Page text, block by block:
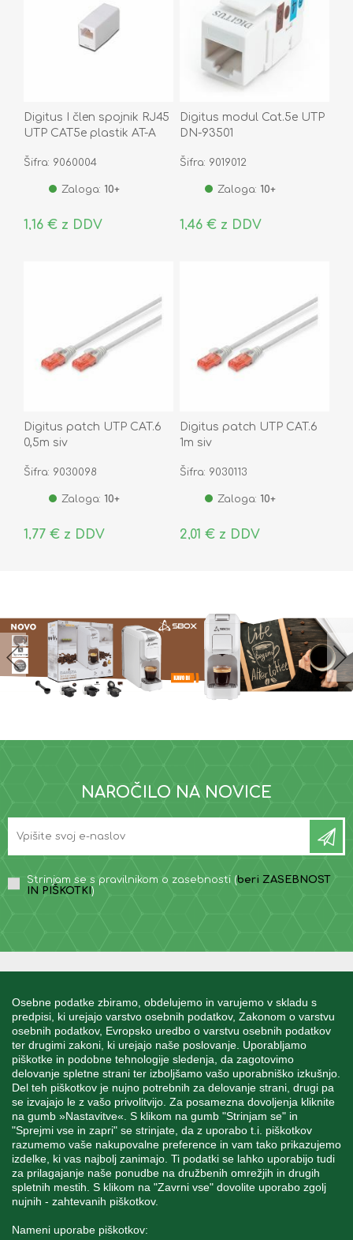
Osebne podatke zbiramo, obdelujemo in varujemo v skladu s
predpisi, ki urejajo varstvo osebnih podatkov, Zakonom o varstvu
osebnih podatkov, Evropsko uredbo o varstvu osebnih podatkov
ter drugimi zakoni, ki urejajo naše poslovanje. Uporabljamo
piškotke in podobne tehnologije sledenja, da zagotovimo
delovanje spletne strani ter izboljšamo vašo uporabniško izkušnjo.
Del teh piškotkov je nujno potrebnih za delovanje strani, drugi pa
se izvajajo le z vašo privolitvijo. Za posamezna dovoljenja kliknite
na gumb »Nastavitve«. S klikom na gumb "Strinjam se" in
"Sprejmi vse in zapri" se strinjate, da z uporabo t.i. piškotkov
razumemo vaše nakupovalne preference in vam tako prikazujemo
izdelke, ki vas najbolj zanimajo. Ti podatki se lahko uporabijo tudi
za prilagajanje naše ponudbe na družbenih omrežjih in drugih
spletnih mestih. S klikom na "Zavrni vse" dovolite uporabo zgolj
nujnih - zahtevanih piškotkov.
Nameni uporabe piškotkov:
Digitus I člen spojnik RJ45
UTP CAT5e plastik AT-A
Šifra: 9060004
Zaloga: 10+
1,16 € z DDV
Digitus modul Cat.5e UTP
DN-93501
Šifra: 9019012
Zaloga: 10+
1,46 € z DDV
Digitus patch UTP CAT.6
0,5m siv
Šifra: 9030098
Zaloga: 10+
1,77 € z DDV
Digitus patch UTP CAT.6
1m siv
Šifra: 9030113
Zaloga: 10+
2,01 € z DDV
NAROČILO NA NOVICE
Strinjam se s pravilnikom o zasebnosti (beri ZASEBNOST
IN PIŠKOTKI )
MOJ RAČUN
STORITEV ZA STRANKE
SPREMLJAJTE NAS